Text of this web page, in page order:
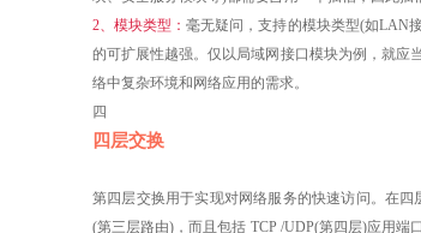
2、模块类型：毫无疑问，支持的模块类型(如LAN
的可扩展性越强。仅以局域网接口模块为例，就应
络中复杂环境和网络应用的需求。
四
四层交换
第四层交换用于实现对网络服务的快速访问。在
(第三层路由)，而且包括 TCP /UDP(第四层)应用端